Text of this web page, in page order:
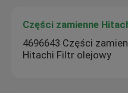
Części zamienne
4696643 Części
Hitachi Filtr olejowy